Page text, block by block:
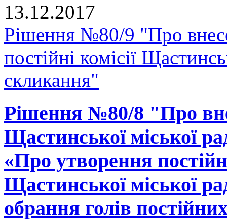
13.12.2017
Рішення №80/9 "Про
постійні комісії
скликання"
Рішення №80/8 "Про
Щастинської міської
«Про утворення
Щастинської міської
обрання голів